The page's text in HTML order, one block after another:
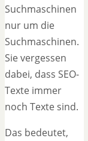
Suchmaschinen
nur um die
Suchmaschinen.
Sie vergessen
dabei, dass SEO-
Texte immer
noch Texte sind.
Das bedeutet,